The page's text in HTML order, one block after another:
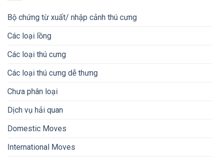
Bộ chứng từ xuất/ nhập cảnh thú cưng
Các loại lồng
Các loại thú cưng
Các loại thú cưng dễ thưng
Chưa phân loại
Dịch vụ hải quan
Domestic Moves
International Moves